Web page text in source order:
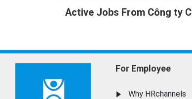
Active Jobs From Công ty
For Employee
Why HRchannels